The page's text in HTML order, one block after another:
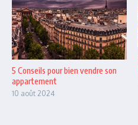
5 Conseils pour bien vendre son
appartement
10 août 2024